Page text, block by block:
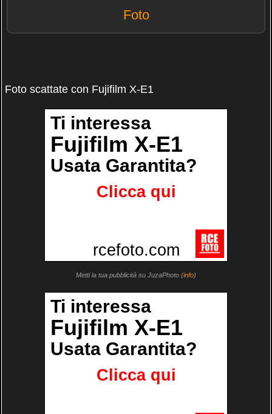
Foto
Foto scattate con Fujifilm X-E1
Metti la tua pubblicità su JuzaPhoto (info)